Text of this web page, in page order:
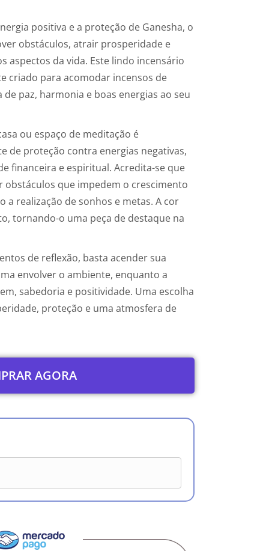
positiva e a proteção de Ganesha, o
obstáculos, atrair prosperidade e
aspectos da vida. Este lindo incensário
criado para acomodar incensos de
paz, harmonia e boas energias ao seu
ou espaço de meditação é
de proteção contra energias negativas,
financeira e espiritual. Acredita-se que
obstáculos que impedem o crescimento
a realização de sonhos e metas. A cor
tornando-o uma peça de destaque na
de reflexão, basta acender sua
envolver o ambiente, enquanto a
sabedoria e positividade. Uma escolha
proteção e uma atmosfera de
AGORA